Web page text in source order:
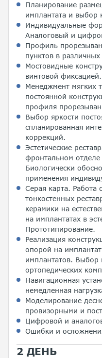
Планирование
имплантата и выбор
Индивидуальные
Аналоговый и
Профиль
пунктов в
Мостовидные
винтовой
Менеджмент мягких
постоянной
профиля
Выбор яркости
спланированная
коррекций.
Эстетические
фронтальном отделе
Биологически
применения
Серая карта. Работа
тонкостенных
керамики на
на имплантатах в
Прототипирование.
Реализация
опорой на
имплантатов. Выбор
ортопедических
Навигационная
немедленная
Моделирование
провизорными и
Цифровой и
Ошибки и
2 ДЕНЬ